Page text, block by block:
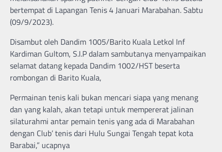
bertempat di Lapangan Tenis 4 Januari Marabahan. Sabtu
(09/9/2023).
Disambut oleh Dandim 1005/Barito Kuala Letkol Inf
Kardiman Gultom, S.I.P dalam sambutanya menyampaikan
selamat datang kepada Dandim 1002/HST beserta
rombongan di Barito Kuala,
Permainan tenis kali bukan mencari siapa yang menang
dan yang kalah, akan tetapi untuk mempererat jalinan
silaturahmi antar pemain tenis yang ada di Marabahan
dengan Club’ tenis dari Hulu Sungai Tengah tepat kota
Barabai,” ucapnya